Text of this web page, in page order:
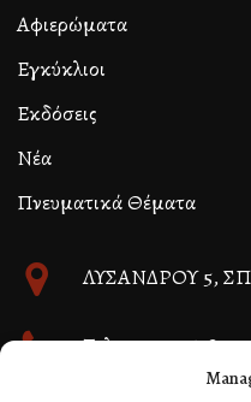
Αφιερώματα
Εγκύκλιοι
Εκδόσεις
Νέα
Πνευματικά Θέματα
ΛΥΣΑΝΔΡΟΥ 5,
Τηλ. 27310 26580